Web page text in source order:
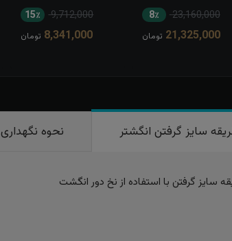
23,160,000 8٪
21,325,000 تومان
9,712,000 15٪
8,341,000 تومان
سایز گرفتن انگشتر نحوه نگهداری
سایز گرفتن با استفاده از نخ دور انگشت